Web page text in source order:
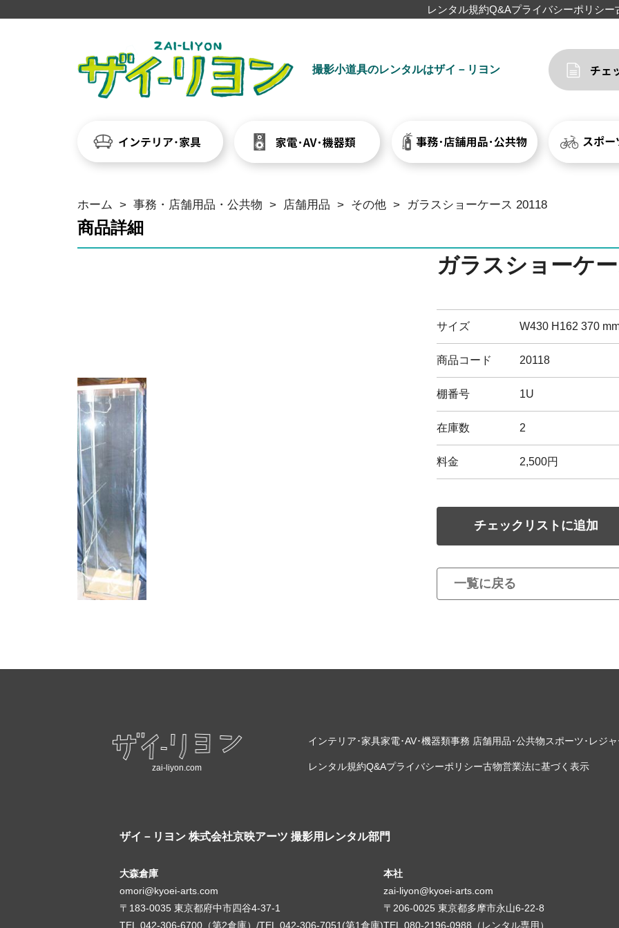
レンタル規約Q&Aプライバシーポリシー
撮影小道具のレンタルはザイ－リヨン
ホーム > 事務・店舗用品・公共物 > 店舗用品 > その他 > ガラスショーケース 20118
商品詳細
ガラスショーケ
サイズ W430 H162 370
商品コード 20118
棚番号 1U
在庫数 2
料金 2,500円
チェックリストに追加
一覧に戻る
zai-liyon.com
インテリア･家具家電･AV･機器類事務 店舗用品･公共物スポーツ･レジ
レンタル規約Q&Aプライバシーポリシー古物営業法に基づく表示
ザイ－リヨン 株式会社京映アーツ 撮影用レンタル部門
大森倉庫
omori@kyoei-arts.com
〒183-0035 東京都府中市四谷4-37-1
TEL.042-306-6700（第2倉庫）/TEL.042-306-7051(第1倉庫)
本社
zai-liyon@kyoei-arts.com
〒206-0025 東京都多摩市永山6-22-8
TEL.080-2196-0988（レンタル専用）